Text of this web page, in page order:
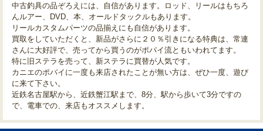
中古釣具の品ぞろえには、自信があります。ロッド、リールはもちろ
んルアー、DVD、本、オールドタックルもあります。
リールカスタムパーツの品揃えにも自信があります。
買取をしていただくと、新品がさらに２０％引きになる特典は、常連
さんに大好評で、売ってから買うのがポパイ流ともいわれてます。
特に旧ステラを売って、新ステラに買替が人気です。
カニエのポパイに一度も来店されたことが無い方は、ぜひ一度、遊び
に来て下さい。
近鉄名古屋駅から、近鉄蟹江駅まで、8分、駅から歩いて3分ですの
で、電車での、来店もオススメします。